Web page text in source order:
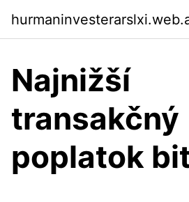
Najnižší
transakčný
poplatok